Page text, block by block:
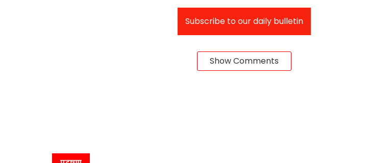
Subscribe to our daily bulletin
Show Comments